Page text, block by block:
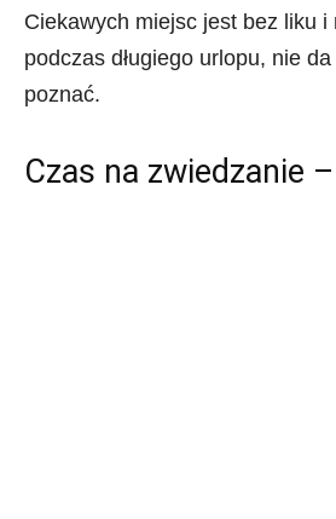
Ciekawych miejsc jest bez liku i
podczas długiego urlopu, nie
poznać.
Czas na zwiedzanie